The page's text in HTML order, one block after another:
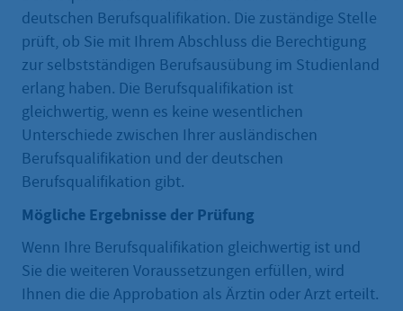
deutschen Berufsqualifikation. Die zuständige Stelle
prüft, ob Sie mit Ihrem Abschluss die Berechtigung
zur selbstständigen Berufsausübung im Studienland
erlang haben. Die Berufsqualifikation ist
gleichwertig, wenn es keine wesentlichen
Unterschiede zwischen Ihrer ausländischen
Berufsqualifikation und der deutschen
Berufsqualifikation gibt.
Mögliche Ergebnisse der Prüfung
Wenn Ihre Berufsqualifikation gleichwertig ist und
Sie die weiteren Voraussetzungen erfüllen, wird
Ihnen die die Approbation als Ärztin oder Arzt erteilt.